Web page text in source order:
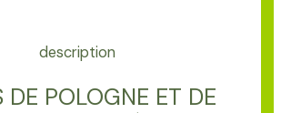
description
DE POLOGNE ET DE